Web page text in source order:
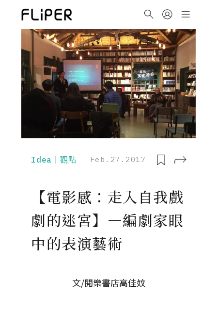
Idea｜觀點 Feb.27.2017
【電影感：走入自我戲
劇的迷宮】—編劇家眼
中的表演藝術
文/閱樂書店高佳妏